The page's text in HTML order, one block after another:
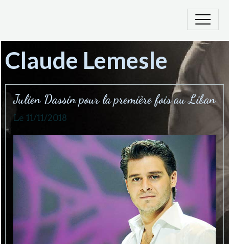
Claude Lemesle
Julien Dassin pour la première fois au Liban
Le 11/11/2018